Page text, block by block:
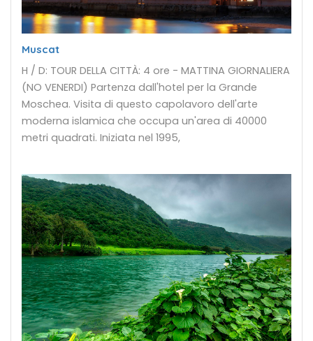
Muscat
H / D: TOUR DELLA CITTÀ: 4 ore - MATTINA GIORNALIERA
(NO VENERDI) Partenza dall'hotel per la Grande
Moschea. Visita di questo capolavoro dell'arte
moderna islamica che occupa un'area di 40000
metri quadrati. Iniziata nel 1995,